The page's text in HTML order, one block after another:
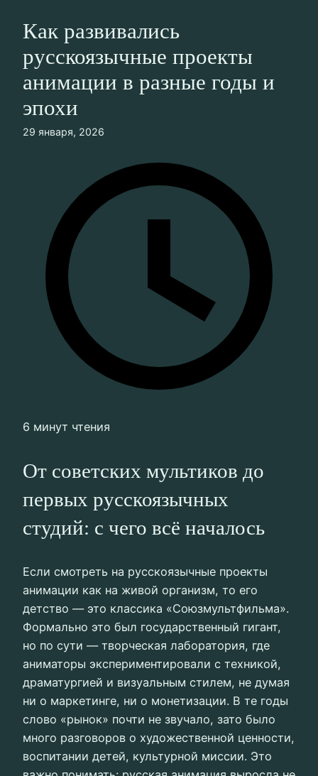
Как развивались
русскоязычные проекты
анимации в разные годы и
эпохи
29 января, 2026
6 минут чтения
От советских мультиков до
первых русскоязычных
студий: с чего всё началось
Если смотреть на русскоязычные проекты
анимации как на живой организм, то его
детство — это классика «Союзмультфильма».
Формально это был государственный гигант,
но по сути — творческая лаборатория, где
аниматоры экспериментировали с техникой,
драматургией и визуальным стилем, не думая
ни о маркетинге, ни о монетизации. В те годы
слово «рынок» почти не звучало, зато было
много разговоров о художественной ценности,
воспитании детей, культурной миссии. Это